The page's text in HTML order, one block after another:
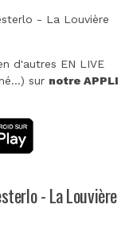
- La Louvière
d'autres EN LIVE
sur notre APPLI
- La Louvière